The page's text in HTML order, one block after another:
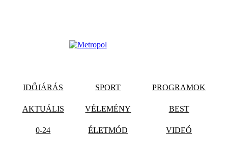
IDŐJÁRÁS SPORT PROGRAMOK
AKTUÁLIS VÉLEMÉNY BEST
0-24 ÉLETMÓD VIDEÓ